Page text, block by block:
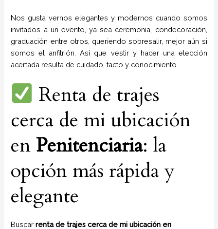
Nos gusta vernos elegantes y modernos cuando somos
invitados a un evento, ya sea ceremonia, condecoración,
graduación entre otros, queriendo sobresalir, mejor aún si
somos el anfitrión. Así que vestir y hacer una elección
acertada resulta de cuidado, tacto y conocimiento.
Renta de trajes
cerca de mi ubicación
enPenitenciaria: la
opción más rápida y
elegante
Buscarrenta de trajes cerca de mi ubicación en